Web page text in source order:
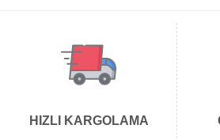
HIZLI KARGOLAMA